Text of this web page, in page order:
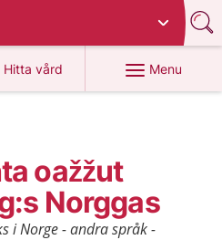
Hitta vård
at 1177.se
Menu
oažžut
Norggas
i Norge - andra språk -